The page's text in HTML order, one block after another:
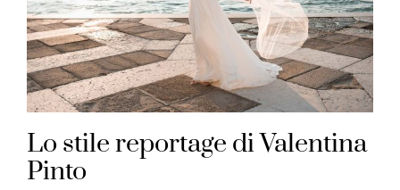
Lo stile reportage di Valentina
Pinto